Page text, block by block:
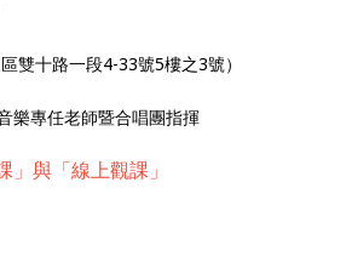
區雙十路一段4-33號5樓之3號）
樂專任老師暨合唱團指揮
與「線上觀課」